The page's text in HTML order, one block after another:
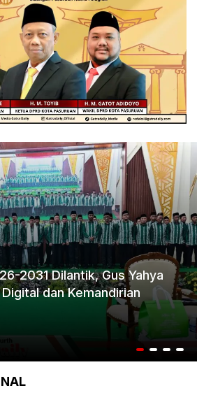
Ketum Progib Dorong Rapimwil
Keputusan Terbaik